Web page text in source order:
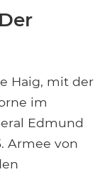
Haig, mit der
im
Edmund
Armee von